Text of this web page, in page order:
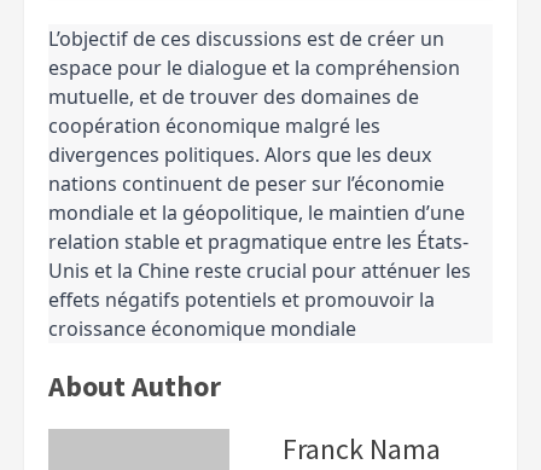
L’objectif de ces discussions est de créer un
espace pour le dialogue et la compréhension
mutuelle, et de trouver des domaines de
coopération économique malgré les
divergences politiques. Alors que les deux
nations continuent de peser sur l’économie
mondiale et la géopolitique, le maintien d’une
relation stable et pragmatique entre les États-
Unis et la Chine reste crucial pour atténuer les
effets négatifs potentiels et promouvoir la
croissance économique mondiale
About Author
Franck Nama